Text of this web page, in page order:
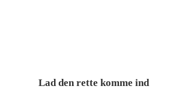
Lad den rette komme ind